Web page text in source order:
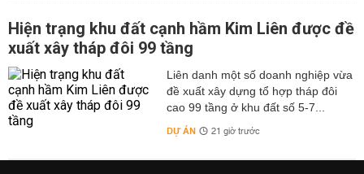
Hiện trạng khu đất cạnh hầm Kim Liên được đề
xuất xây tháp đôi 99 tầng
Liên danh một số doanh nghiệp vừa
đề xuất xây dựng tổ hợp tháp đôi
cao 99 tầng ở khu đất số 5-7...
DỰ ÁN 21 giờ trước